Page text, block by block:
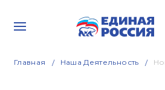
Главная Наша Деятельность